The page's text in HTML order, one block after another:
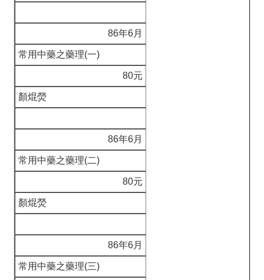
86年6月
常用中藥之藥理(一)
80元
顏焜熒
86年6月
常用中藥之藥理(二)
80元
顏焜熒
86年6月
常用中藥之藥理(三)